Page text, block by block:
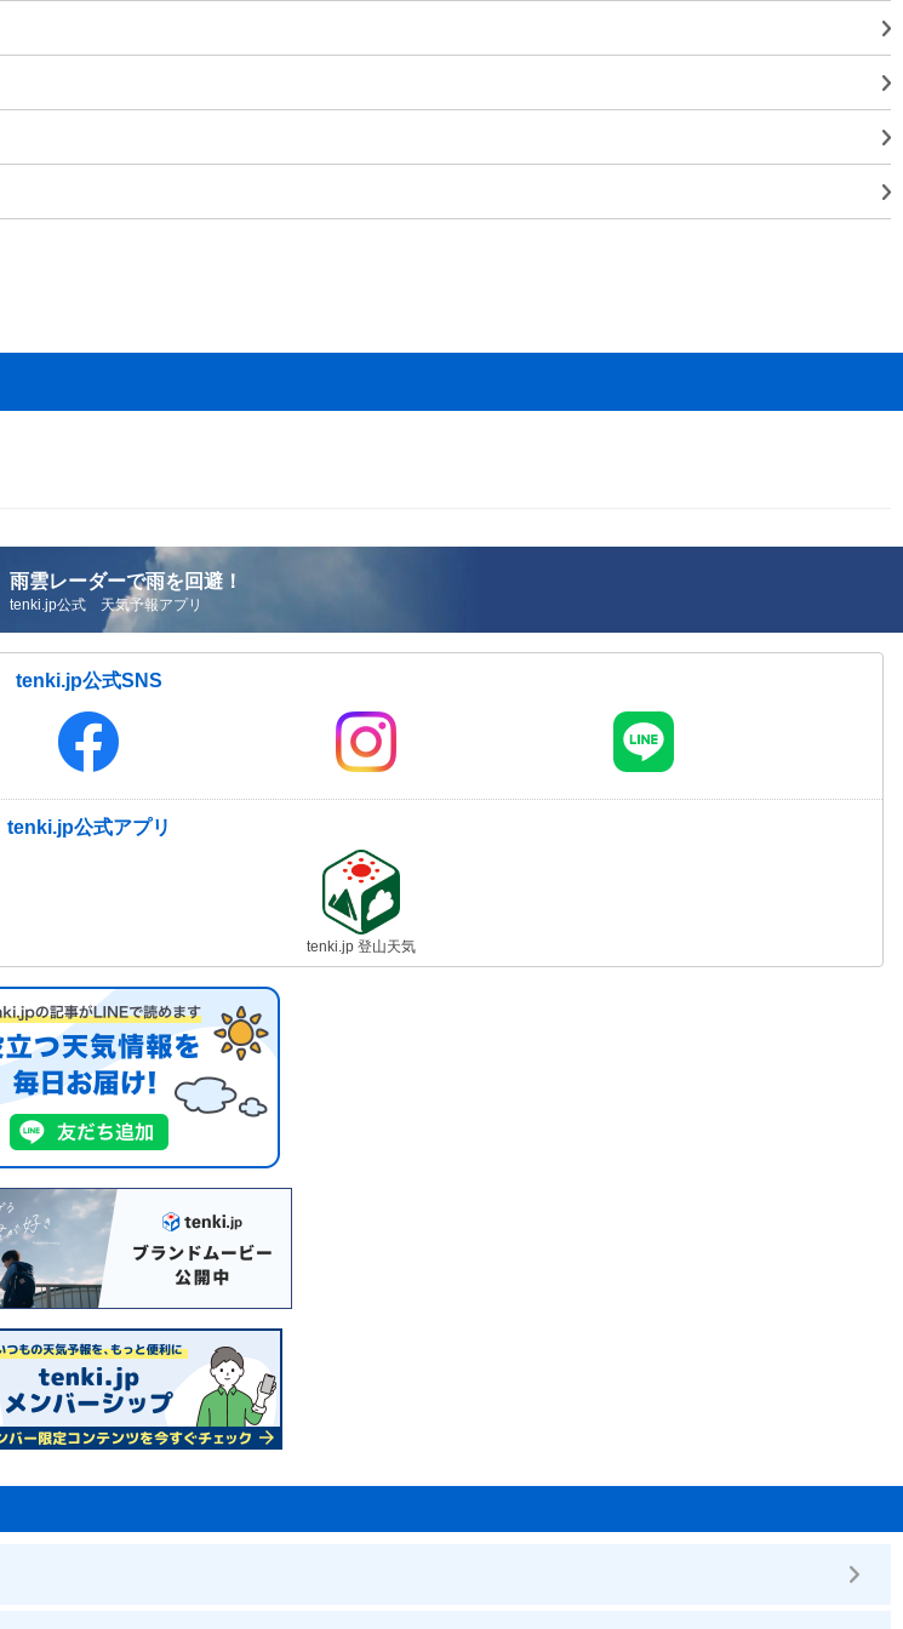
雨雲レーダーで雨を回避！
tenki.jp公式 天気予報アプリ
tenki.jp公式SNS
tenki.jp公式アプリ
tenki.jp 登山天気